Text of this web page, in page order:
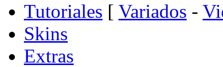
Tutoriales [ Variados -
Skins
Extras